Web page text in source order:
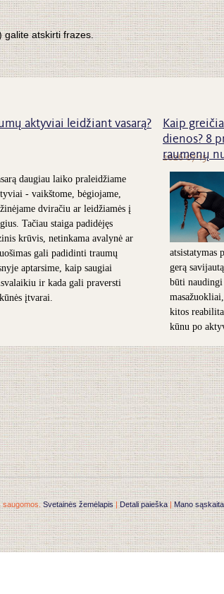
galite atskirti frazes.
aktyviai leidžiant vasarą?
daugiau laiko praleidžiame
- vaikštome, bėgiojame,
dviračiu ar leidžiamės į
Tačiau staiga padidėjęs
krūvis, netinkama avalynė ar
gali padidinti traumų
aptarsime, kaip saugiai
ir kada gali praversti
įtvarai.
Kaip
dienos? 8
raumenų
2026-07-15
atsistatymas
gerą
būti naudingi
kitos
kūnu po
saugomos. Svetainės žemėlapis|Detali paieška|Mano sąskaita